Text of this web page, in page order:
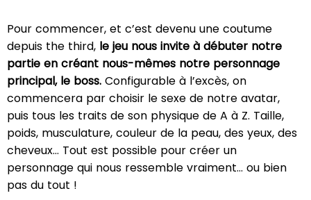
Pour commencer, et c’est devenu une coutume
depuis the third, le jeu nous invite à débuter notre
partie en créant nous-mêmes notre personnage
principal, le boss. Configurable à l’excès, on
commencera par choisir le sexe de notre avatar,
puis tous les traits de son physique de A à Z. Taille,
poids, musculature, couleur de la peau, des yeux, des
cheveux… Tout est possible pour créer un
personnage qui nous ressemble vraiment… ou bien
pas du tout !